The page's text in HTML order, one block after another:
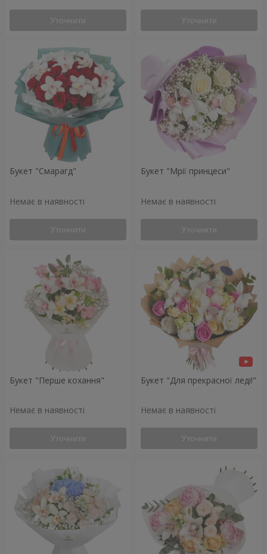
Уточнити Уточнити
Букет "Смарагд"
Немає в наявності
Уточнити
Букет "Мрії принцеси"
Немає в наявності
Уточнити
Букет "Перше кохання"
Немає в наявності
Уточнити
Букет "Для прекрасної леді!"
Немає в наявності
Уточнити